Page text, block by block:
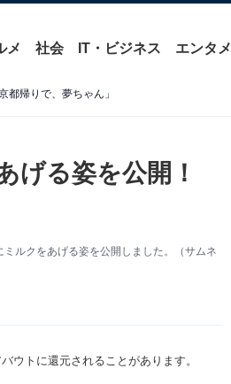
メ 社会 IT・ビジネス エンタメ
都帰りで、夢ちゃん」
げる姿を公開！
ルクをあげる姿を公開しました。（サムネ
ウトに還元されることがあります。